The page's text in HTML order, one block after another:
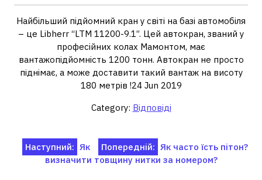
Найбільший підйомний кран у світі на базі автомобіля
– це Libherr “LTM 11200-9.1”. Цей автокран, званий у
професійних колах Мамонтом, має
вантажопідйомність 1200 тонн. Автокран не просто
піднімає, а може доставити такий вантаж на висоту
180 метрів !24 Jun 2019
Category: Відповіді
Навігація
записів
Попередній: Як часто їсть пітон?
Наступний: Як
визначити товщину нитки за номером?